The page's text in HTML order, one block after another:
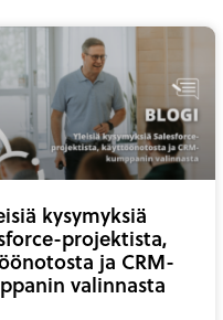
kysymyksiä
projektista,
ja CRM-
valinnasta